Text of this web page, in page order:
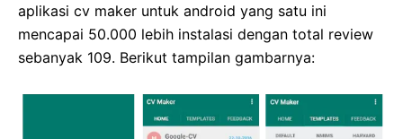
aplikasi cv maker untuk android yang satu ini
mencapai 50.000 lebih instalasi dengan total review
sebanyak 109. Berikut tampilan gambarnya: